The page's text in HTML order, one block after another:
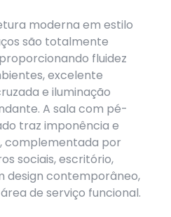
moderna em estilo
são totalmente
fluidez
excelente
e iluminação
A sala com pé-
traz imponência e
complementada por
sociais, escritório,
design contemporâneo,
de serviço funcional.